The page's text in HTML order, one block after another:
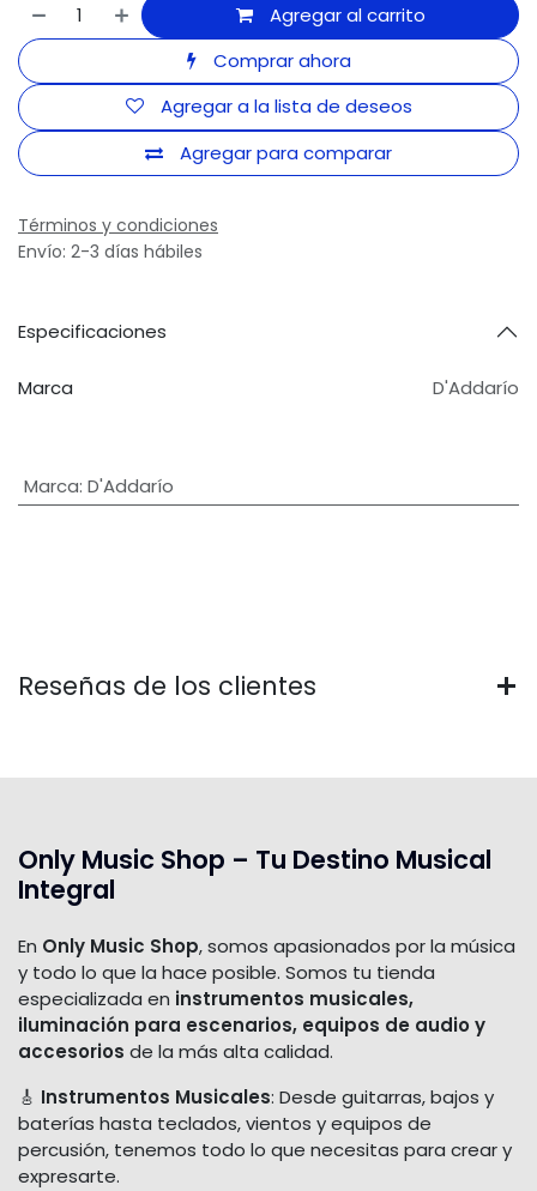
Agregar al carrito
Comprar ahora
Agregar para comparar
Agregar a la lista de deseos
Términos y condiciones
Envío: 2-3 días hábiles
Especificaciones
Marca D'Addarío
Marca: D'Addarío
Reseñas de los clientes
Only Music Shop – Tu Destino Musical
Integral
En Only Music Shop, somos apasionados por la música
y todo lo que la hace posible. Somos tu tienda
especializada en instrumentos musicales,
iluminación para escenarios, equipos de audio y
accesorios de la más alta calidad.
🎸 Instrumentos Musicales: Desde guitarras, bajos y
baterías hasta teclados, vientos y equipos de
percusión, tenemos todo lo que necesitas para crear y
expresarte.